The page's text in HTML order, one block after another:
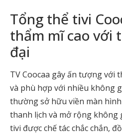
Tổng thể tivi
thẩm mĩ cao với
đại
TV Coocaa gây ấn tượng với
và phù hợp với nhiều không
thường sở hữu viền màn
thanh lịch và mở rộng không
tivi được chế tác chắc chắn,